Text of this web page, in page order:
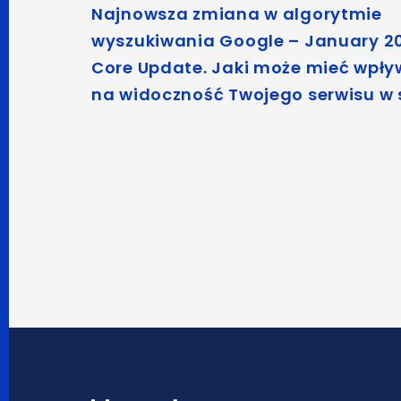
Najnowsza zmiana w algorytmie
wyszukiwania Google – January
Core Update. Jaki może mieć
na widoczność Twojego serwisu w